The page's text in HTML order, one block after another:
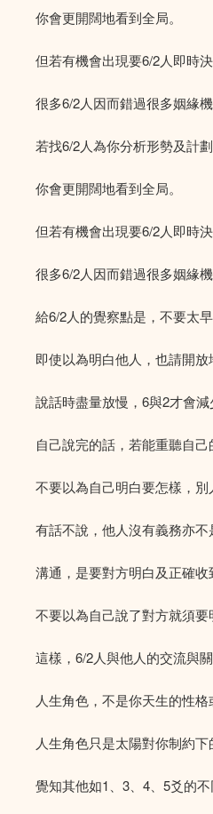
你會更開闊地看到全局。
但若有機會出現要6/2人即時
很多6/2人因而錯過很多姻緣
若找6/2人為你分析形勢及計
你會更開闊地看到全局。
但若有機會出現要6/2人即時
很多6/2人因而錯過很多姻緣
給6/2人的覺察點是，不要太
即使以為明白他人，也請開放
說話時盡量放慢，6與2才會減
自己說完的話，若能重聽自
不要以為自己明白要怎樣，別
有話不說，他人沒有義務亦不
溝通，是要對方明白及正確收
不要以為自己說了對方就須要
這樣，6/2人與他人的交流與
人生角色，不是你天生的性格
人生角色只是太陽對你制約
覺知其他如1、3、4、5爻的